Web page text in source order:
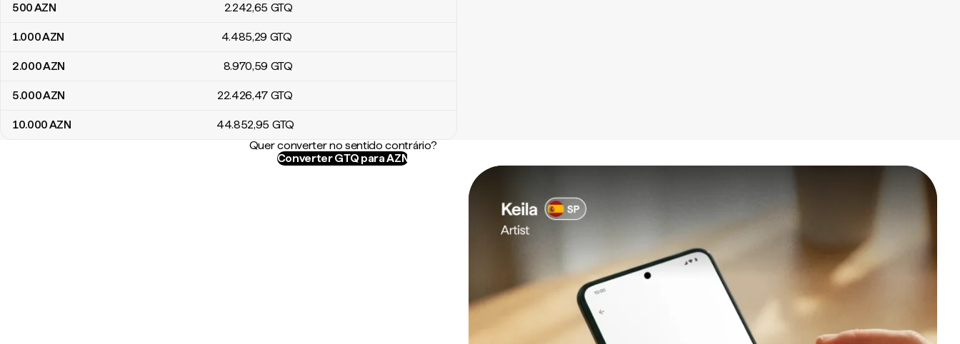
500AZN 2.242,65 GTQ
1.000AZN 4.485,29 GTQ
2.000AZN 8.970,59 GTQ
5.000AZN 22.426,47 GTQ
10.000AZN 44.852,95 GTQ
Quer converter no sentido contrário?
Converter GTQ para AZN